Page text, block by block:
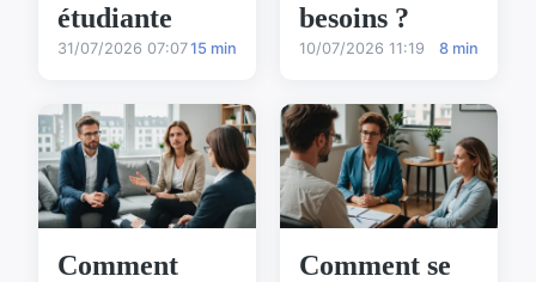
étudiante
31/07/2026 07:0715 min
besoins ?
10/07/2026 11:19 8 min
Comment
Comment se